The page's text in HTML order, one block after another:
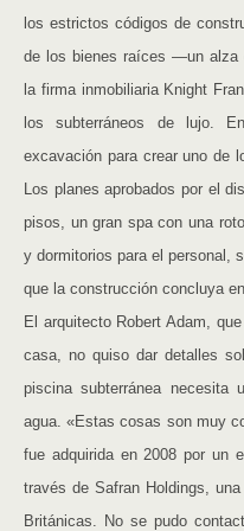
los estrictos códigos de
de los bienes raíces —un alza
la firma inmobiliaria Knight
los subterráneos de lujo.
excavación para crear uno de
Los planes aprobados por el
pisos, un gran spa con una
y dormitorios para el personal,
que la construcción concluya
El arquitecto Robert Adam,
casa, no quiso dar detalles
piscina subterránea necesita
agua. «Estas cosas son muy
fue adquirida en 2008 por un
través de Safran Holdings,
Británicas. No se pudo